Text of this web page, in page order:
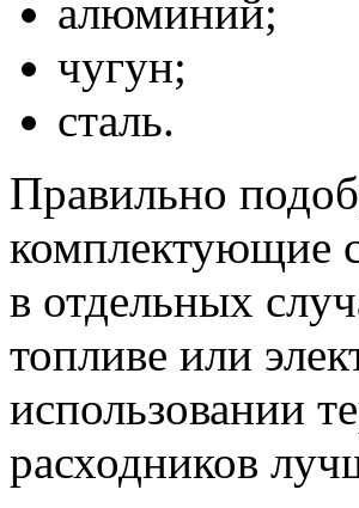
алюминий;
чугун;
сталь.
Правильно
комплектующие
в отдельных
топливе или
использовании
расходников